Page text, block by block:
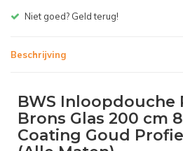
Gratis bezorgen v.a. € 150,-
Beschrijving
BWS Inloopdouche
Brons Glas 200 cm
Coating Goud